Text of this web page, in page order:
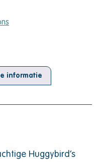
informatie
Huggybird’s